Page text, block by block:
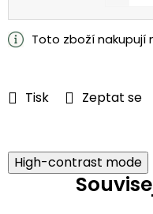
Tisk Zeptat se
cena:
Toto zboží nakupují
High-contrast mode